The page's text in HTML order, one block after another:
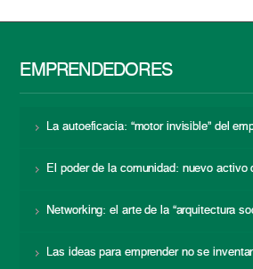
EMPRENDEDORES
La autoeficacia: “motor invisible” del
El poder de la comunidad: nuevo activo
Networking: el arte de la “arquitectura
Las ideas para emprender no se